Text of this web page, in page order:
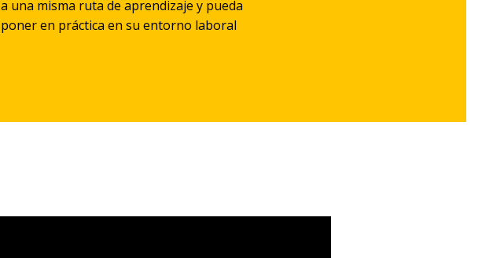
a una misma ruta de aprendizaje y pueda
poner en práctica en su entorno laboral